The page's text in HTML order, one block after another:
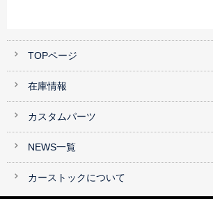
TOPページ
在庫情報
カスタムパーツ
NEWS一覧
カーストックについて